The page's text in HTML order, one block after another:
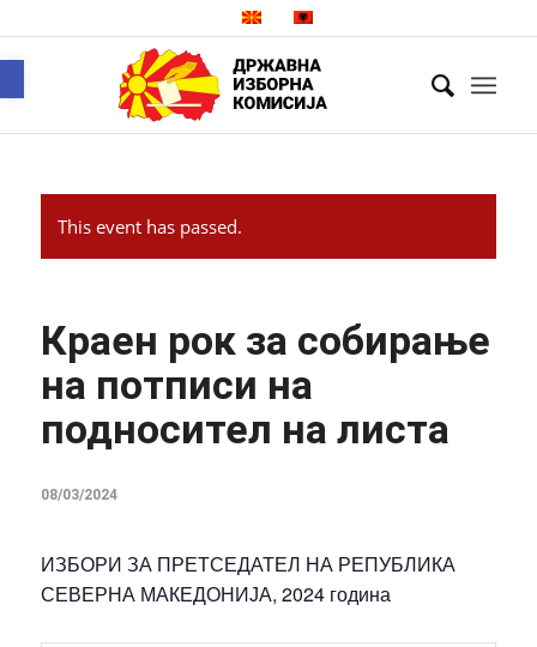
This event has passed.
Краен рок за собирање
на потписи на
подносител на листа
08/03/2024
ИЗБОРИ ЗА ПРЕТСЕДАТЕЛ НА РЕПУБЛИКА
СЕВЕРНА МАКЕДОНИЈА, 2024 година
Open toolbar